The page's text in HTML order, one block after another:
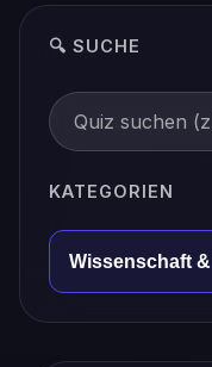
🔍 SUCHE
KATEGORIEN
Wissenschaft